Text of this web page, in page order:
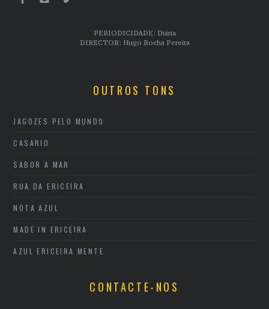
PERIODICIDADE: Diária
DIRECTOR: Hugo Rocha Pereira
OUTROS TONS
JAGOZES PELO MUNDO
CASARIO
SABOR A MAR
RUA DA ERICEIRA
NOTA AZUL
MADE IN ERICEIRA
AZUL ERICEIRA MENTE
CONTACTE-NOS